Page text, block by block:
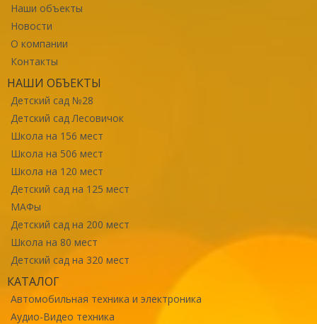
Наши объекты
Новости
О компании
Контакты
НАШИ ОБЪЕКТЫ
Детский сад №28
Детский сад Лесовичок
Школа на 156 мест
Школа на 506 мест
Школа на 120 мест
Детский сад на 125 мест
МАФы
Детский сад на 200 мест
Школа на 80 мест
Детский сад на 320 мест
КАТАЛОГ
Автомобильная техника и электроника
Аудио-Видео техника